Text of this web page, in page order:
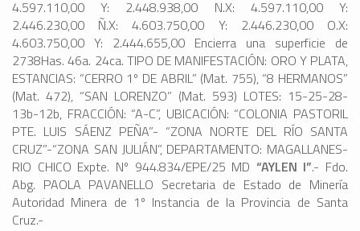
4.597.110,00 Y: 2.448.938,00 N.X: 4.597.110,00 Y:
2.446.230,00 Ñ.X: 4.603.750,00 Y: 2.446.230,00 O.X:
4.603.750,00 Y: 2.444.655,00 Encierra una superficie de
2738Has. 46a. 24ca. TIPO DE MANIFESTACIÓN: ORO Y PLATA,
ESTANCIAS: “CERRO 1º DE ABRIL” (Mat. 755), “8 HERMANOS”
(Mat. 472), “SAN LORENZO” (Mat. 593) LOTES: 15-25-28-
13b-12b, FRACCIÓN: “A-C”, UBICACIÓN: “COLONIA PASTORIL
PTE. LUIS SÁENZ PEÑA”- “ZONA NORTE DEL RÍO SANTA
CRUZ”-“ZONA SAN JULIÁN”, DEPARTAMENTO: MAGALLANES-
RIO CHICO Expte. Nº 944.834/EPE/25 MD “AYLEN I”.- Fdo.
Abg. PAOLA PAVANELLO Secretaria de Estado de Minería
Autoridad Minera de 1º Instancia de la Provincia de Santa
Cruz.-